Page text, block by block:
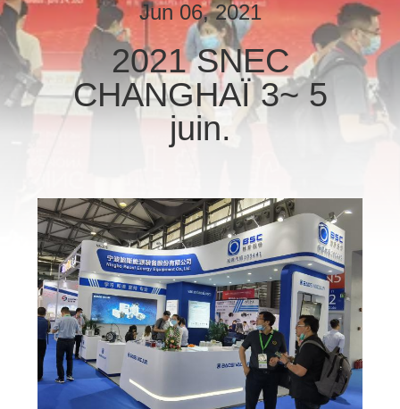
VISITE
DE
L'USINE
CONTRÔLE
QUALITÉ
NOUS
CONTACTER
DEMANDEZ
UN DEVIS
Jun 06, 2021
2021 SNEC
CHANGHAÏ 3~ 5
juin.